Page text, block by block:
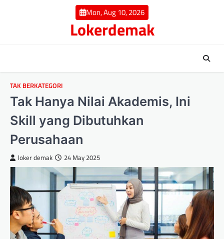
Mon, Aug 10, 2026
Lokerdemak
TAK BERKATEGORI
Tak Hanya Nilai Akademis, Ini
Skill yang Dibutuhkan
Perusahaan
loker demak 24 May 2025